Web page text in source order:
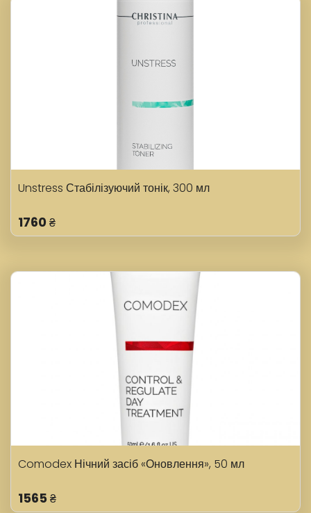
Unstress Стабілізуючий тонік, 300 мл
1760 ₴
Comodex Нічний засіб «Оновлення», 50 мл
1565 ₴